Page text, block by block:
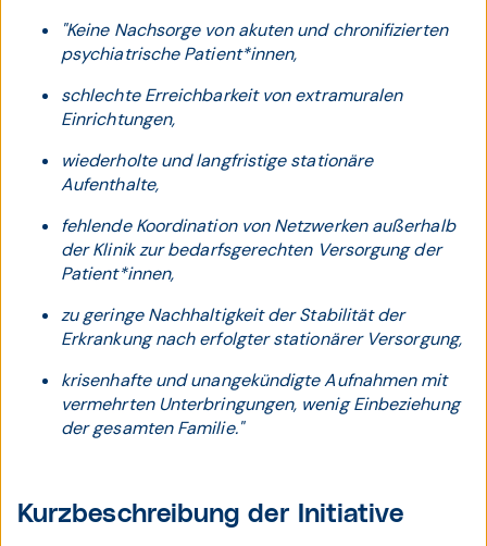
"Keine Nachsorge von akuten und chronifizierten
psychiatrische Patient*innen,
schlechte Erreichbarkeit von extramuralen
Einrichtungen,
wiederholte und langfristige stationäre
Aufenthalte,
fehlende Koordination von Netzwerken außerhalb
der Klinik zur bedarfsgerechten Versorgung der
Patient*innen,
zu geringe Nachhaltigkeit der Stabilität der
Erkrankung nach erfolgter stationärer Versorgung,
krisenhafte und unangekündigte Aufnahmen mit
vermehrten Unterbringungen, wenig Einbeziehung
der gesamten Familie."
Kurzbeschreibung der Initiative